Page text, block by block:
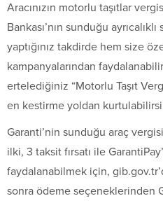
Aracınızın motorlu taşıtlar
Bankası’nın sunduğu
yaptığınız takdirde hem size
kampanyalarından
ertelediğiniz “Motorlu Taşıt
en kestirme yoldan
Garanti’nin sunduğu araç
ilki, 3 taksit fırsatı ile
faydalanabilmek için,
sonra ödeme seçeneklerinden